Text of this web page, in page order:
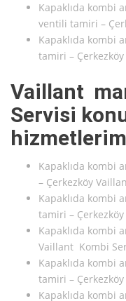
Kapaklıda kombi
ventili tamiri –
Kapaklıda kombi
tamiri –
Vaillant
Servisi
Kapaklıda kombi
– Çerkezköy
Kapaklıda kombi
tamiri –
Kapaklıda kombi
Vaillant Kombi
Kapaklıda kombi
tamiri –
Kapaklıda kombi